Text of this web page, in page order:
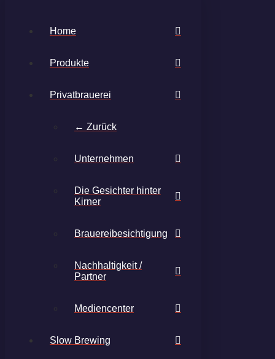
Home
Produkte
Privatbrauerei
← Zurück
Unternehmen
Die Gesichter hinter
Kirner
Brauereibesichtigung
Nachhaltigkeit /
Partner
Mediencenter
Slow Brewing